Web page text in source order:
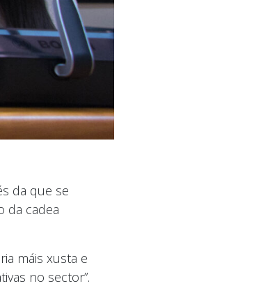
da que se
da cadea
máis xusta e
no sector”.